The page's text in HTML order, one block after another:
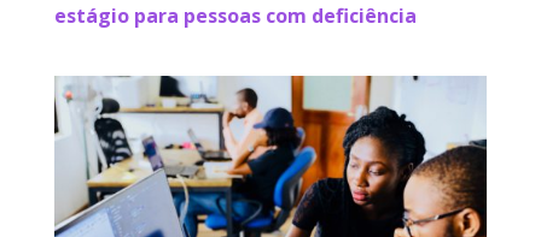
estágio para pessoas com deficiência